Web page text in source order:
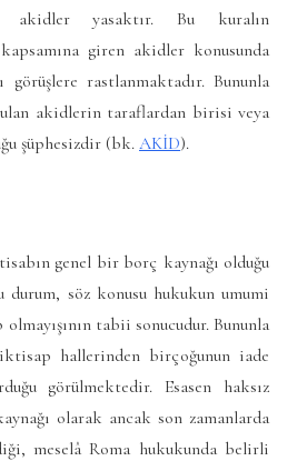
akidler yasaktır. Bu kuralın
giren akidler konusunda
görüşlere rastlanmaktadır. Bununla
akidlerin taraflardan birisi veya
şüphesizdir (bk. AKİD).
genel bir borç kaynağı olduğu
söz konusu hukukun umumi
tabii sonucudur. Bununla
hallerinden birçoğunun iade
görülmektedir. Esasen haksız
olarak ancak son zamanlarda
meselâ Roma hukukunda belirli